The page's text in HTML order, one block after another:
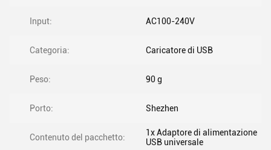
Input: AC100-240V
Categoria: Caricatore di USB
Peso: 90 g
Porto: Shezhen
Contenuto del pacchetto:
1x Adaptore di alimentazione
USB universale